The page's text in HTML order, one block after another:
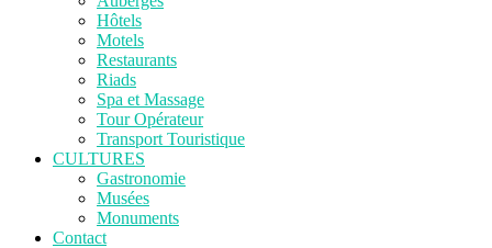
Hôtels
Motels
Restaurants
Riads
Spa et Massage
Tour Opérateur
Transport Touristique
CULTURES
Gastronomie
Musées
Monuments
Contact